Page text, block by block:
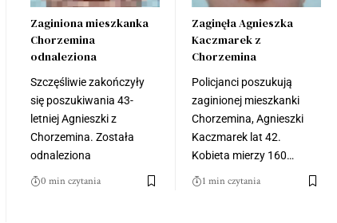
Zaginiona mieszkanka
Chorzemina
odnaleziona
Szczęśliwie zakończyły
się poszukiwania 43-
letniej Agnieszki z
Chorzemina. Została
odnaleziona
0 min czytania
Zaginęła Agnieszka
Kaczmarek z
Chorzemina
Policjanci poszukują
zaginionej mieszkanki
Chorzemina, Agnieszki
Kaczmarek lat 42.
Kobieta mierzy 160…
1 min czytania